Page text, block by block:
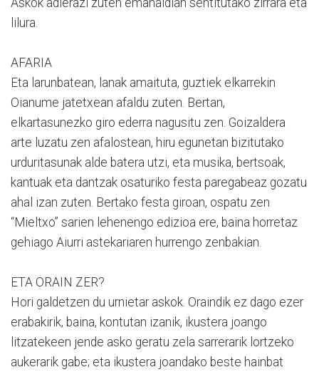
Askok adierazi zuten emanaldian sentitutako zirrara eta
lilura.
AFARIA
Eta larunbatean, lanak amaituta, guztiek elkarrekin
Oianume jatetxean afaldu zuten. Bertan,
elkartasunezko giro ederra nagusitu zen. Goizaldera
arte luzatu zen afalostean, hiru egunetan bizitutako
urduritasunak alde batera utzi, eta musika, bertsoak,
kantuak eta dantzak osaturiko festa paregabeaz gozatu
ahal izan zuten. Bertako festa giroan, ospatu zen
“Mieltxo” sarien lehenengo edizioa ere, baina horretaz
gehiago Aiurri astekariaren hurrengo zenbakian.
ETA ORAIN ZER?
Hori galdetzen du urnietar askok. Oraindik ez dago ezer
erabakirik, baina, kontutan izanik, ikustera joango
litzatekeen jende asko geratu zela sarrerarik lortzeko
aukerarik gabe; eta ikustera joandako beste hainbat